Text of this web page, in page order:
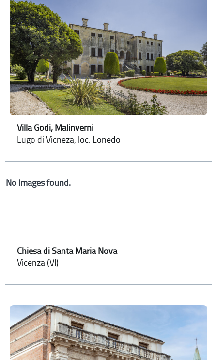
Villa Godi, Malinverni
Lugo di Vicneza, loc. Lonedo
No Images found.
Chiesa di Santa Maria Nova
Vicenza (VI)